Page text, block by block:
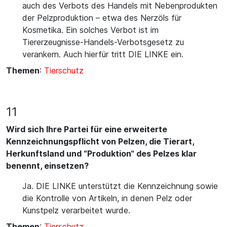
auch des Verbots des Handels mit Nebenprodukten
der Pelzproduktion – etwa des Nerzöls für
Kosmetika. Ein solches Verbot ist im
Tiererzeugnisse-Handels-Verbotsgesetz zu
verankern. Auch hierfür tritt DIE LINKE ein.
Themen: Tierschutz
11
Wird sich Ihre Partei für eine erweiterte
Kennzeichnungspflicht von Pelzen, die Tierart,
Herkunftsland und “Produktion“ des Pelzes klar
benennt, einsetzen?
Ja. DIE LINKE unterstützt die Kennzeichnung sowie
die Kontrolle von Artikeln, in denen Pelz oder
Kunstpelz verarbeitet wurde.